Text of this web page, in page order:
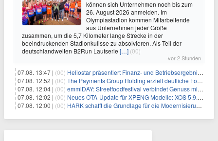
können sich Unternehmen noch bis zum
26. August 2026 anmelden. Im
Olympiastadion kommen Mitarbeitende
aus Unternehmen jeder Größe
zusammen, um die 5,7 Kilometer lange Strecke in der
beeindruckenden Stadionkulisse zu absolvieren. Als Teil der
deutschlandweiten B2Run Laufserie […] (00)
vor 2 Stunden
07.08. 13:47 | (00) Heliostar präsentiert Finanz- und Betriebsergebnis für das zweite Quartal 2026 mit Goldproduktion und Barreserven in Rekordhöhe
07.08. 12:52 | (00) The Payments Group Holding erzielt deutliche Fortschritte bei ihren AI-Projekten
07.08. 12:04 | (00) emmiDAY: Streetfoodfestival verbindet Genuss mit Engagement gegen Brustkrebs
07.08. 12:02 | (00) Neues OTA-Update für XPENG Modelle: XOS 5.9.5 erweitert Sicherheits-, Lade- und Komfortfunktionen
07.08. 12:00 | (00) HARK schafft die Grundlage für die Modernisierung seiner IBM i-Anwendungen